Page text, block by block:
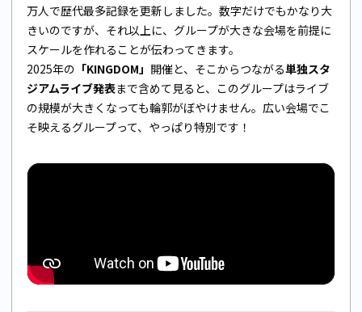
万人で歴代最多記録を更新しました。数字だけでもかなり大
きいのですが、それ以上に、グループが大きな会場を前提に
スケールを作れることが伝わってきます。
2025年の 「KINGDOM」 開催と、そこからつながる単独スタ
ジアムライブ発表まで含めて見ると、このグループはライブ
の規模が大きくなっても輪郭がぼやけません。広い会場でこ
そ映えるグループって、やっぱり特別です！